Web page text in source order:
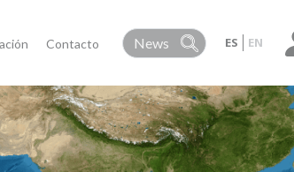
Contacto ES EN